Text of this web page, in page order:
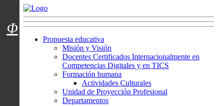
Menú usuarios
Propuesta educativa
Misión y Visión
Docentes Certificados Internacionalmente en
Competencias Digitales y en TICS
Formación humana
Actividades Culturales
Unidad de Proyección Profesional
Departamentos
Φ